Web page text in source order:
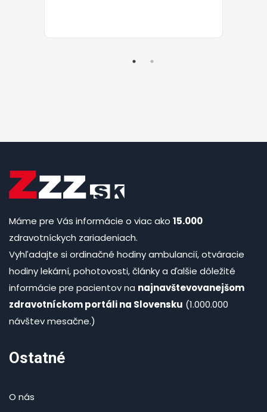
Máme pre Vás informácie o viac ako 15.000
zdravotníckych zariadeniach.
Vyhľadajte si ordinačné hodiny ambulancií, otváracie
hodiny lekární, pohotovosti, články a ďalšie dôležité
informácie pre pacientov na najnavštevovanejšom
zdravotníckom portáli na Slovensku (1.000.000
návštev mesačne.)
Ostatné
O nás